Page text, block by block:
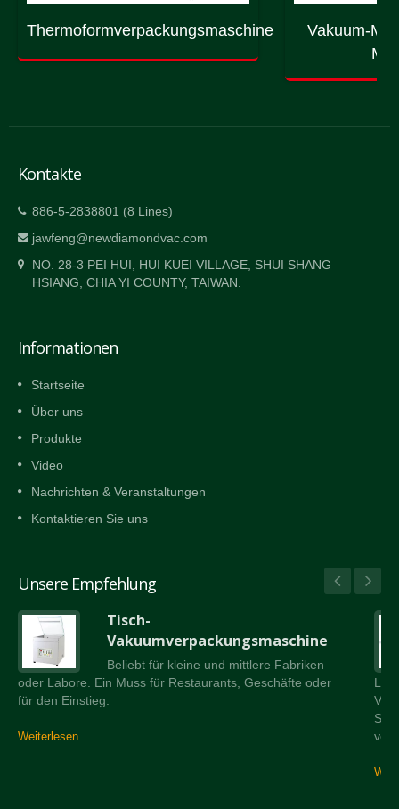
Thermoformverpackungsmaschine
Vakuum-
Kontakte
886-5-2838801 (8 Lines)
jawfeng@newdiamondvac.com
NO. 28-3 PEI HUI, HUI KUEI VILLAGE, SHUI SHANG
HSIANG, CHIA YI COUNTY, TAIWAN.
Informationen
Startseite
Über uns
Produkte
Video
Nachrichten & Veranstaltungen
Kontaktieren Sie uns
Unsere Empfehlung
Tisch-
Vakuumverpackungsmaschine
Beliebt für kleine und mittlere Fabriken
oder Labore. Ein Muss für Restaurants, Geschäfte oder
für den Einstieg.
Weiterlesen